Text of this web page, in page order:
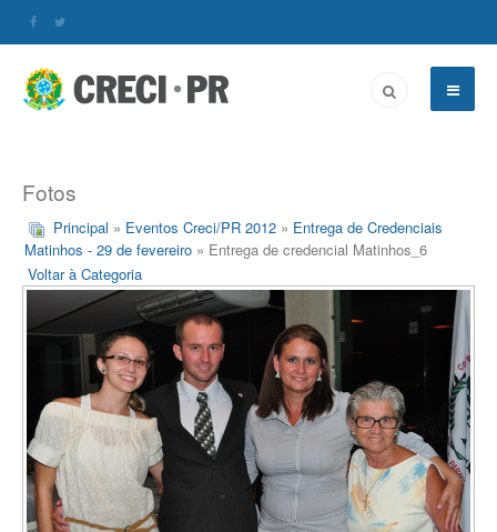
Fotos
Principal » Eventos Creci/PR 2012 » Entrega de Credenciais
Matinhos - 29 de fevereiro » Entrega de credencial Matinhos_6
Voltar à Categoria